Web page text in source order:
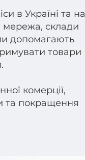
в Україні та на
мережа, склади
допомагають
товари
комерції,
та покращення